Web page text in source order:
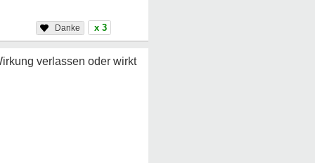
x 3
verlassen oder wirkt